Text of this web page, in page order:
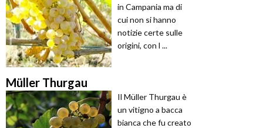
in Campania ma di
cui non si hanno
notizie certe sulle
origini, con l ...
Müller Thurgau
Il Müller Thurgau è
un vitigno a bacca
bianca che fu creato